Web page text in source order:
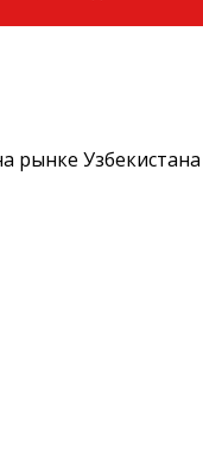
рынке Узбекистана